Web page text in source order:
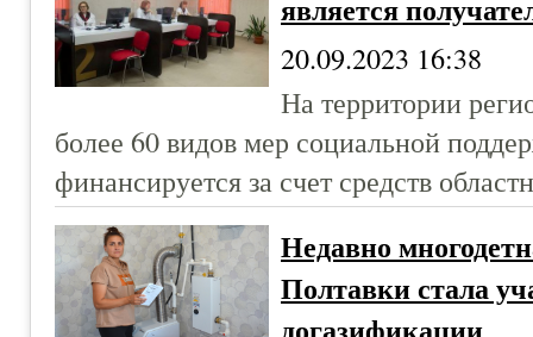
является
20.09.2023 16:38
На территории
более 60 видов мер социальной
финансируется за счет средств
Недавно
Полтавки стала